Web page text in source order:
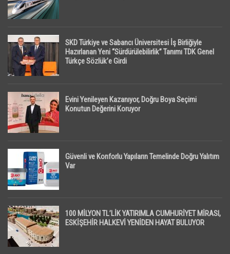
SKD Türkiye ve Sabancı Üniversitesi İş Birliğiyle
Hazırlanan Yeni “Sürdürülebilirlik” Tanımı TDK Genel
Türkçe Sözlük’e Girdi
Evini Yenileyen Kazanıyor, Doğru Boya Seçimi
Konutun Değerini Koruyor
Güvenli ve Konforlu Yapıların Temelinde Doğru Yalıtım
Var
100 MİLYON TL’LİK YATIRIMLA CUMHURİYET MİRASI,
ESKİŞEHİR HALKEVİ YENİDEN HAYAT BULUYOR